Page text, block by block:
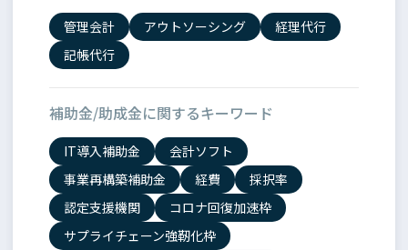
管理会計 アウトソーシング
経理代行
記帳代行
補助金/助成金に関するキーワード
IT導入補助金
会計ソフト
事業再構築補助金
経費
採択率
認定支援機関
コロナ回復加速枠
サプライチェーン強靭化枠